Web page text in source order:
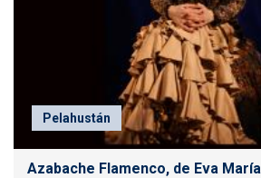
Pelahustán
Azabache Flamenco, de Eva María